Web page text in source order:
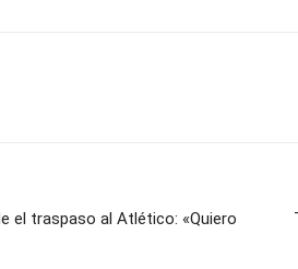
el traspaso al Atlético: «Quiero